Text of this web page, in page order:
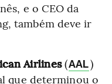
e o CEO da
também deve ir
Airlines(AAL)
que determinou o